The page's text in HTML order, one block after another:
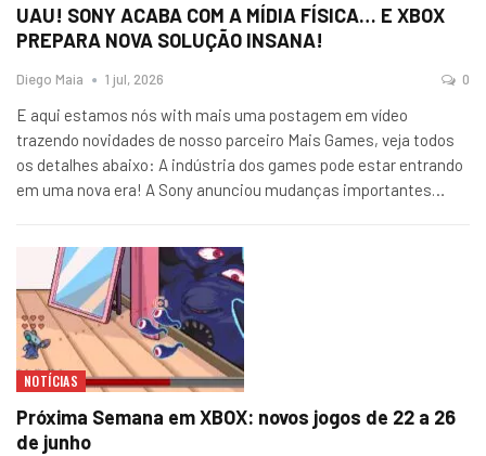
UAU! SONY ACABA COM A MÍDIA FÍSICA… E XBOX
PREPARA NOVA SOLUÇÃO INSANA!
Diego Maia 1 jul, 2026 0
E aqui estamos nós with mais uma postagem em vídeo
trazendo novidades de nosso parceiro Mais Games, veja todos
os detalhes abaixo: A indústria dos games pode estar entrando
em uma nova era! A Sony anunciou mudanças importantes…
NOTÍCIAS
Próxima Semana em XBOX: novos jogos de 22 a 26
de junho